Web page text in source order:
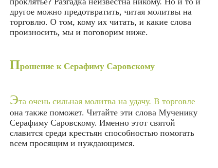
другое можно предотвратить, читая молитвы на
торговлю. О том, кому их читать, и какие слова
произносить, мы и поговорим ниже.
Прошение к Серафиму Саровскому
Эта очень сильная молитва на удачу. В торговле
она также поможет. Читайте эти слова Мученику
Серафиму Саровскому. Именно этот святой
славится среди крестьян способностью помогать
всем просящим и нуждающимся.